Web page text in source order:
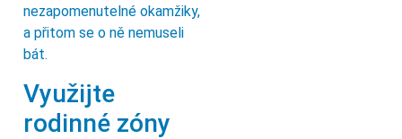
nezapomenutelné okamžiky,
a přitom se o ně nemuseli
bát.
Využijte
rodinné zóny